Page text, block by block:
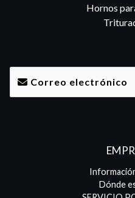
Hornos
Dónde